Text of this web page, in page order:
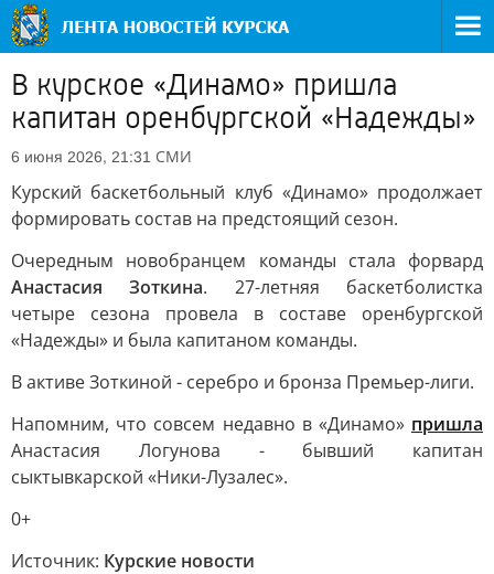
В курское «Динамо» пришла
капитан оренбургской «Надежды»
6 июня 2026, 21:31 СМИ
Курский баскетбольный клуб «Динамо» продолжает
формировать состав на предстоящий сезон.
Очередным новобранцем команды стала форвард
Анастасия Зоткина. 27-летняя баскетболистка
четыре сезона провела в составе оренбургской
«Надежды» и была капитаном команды.
В активе Зоткиной - серебро и бронза Премьер-лиги.
Напомним, что совсем недавно в «Динамо» пришла
Анастасия Логунова - бывший капитан
сыктывкарской «Ники-Лузалес».
0+
Источник: Курские новости